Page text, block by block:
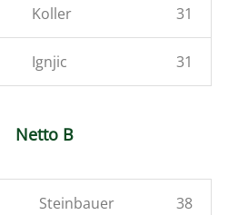
Koller 31
Ignjic 31
Netto B
Steinbauer 38